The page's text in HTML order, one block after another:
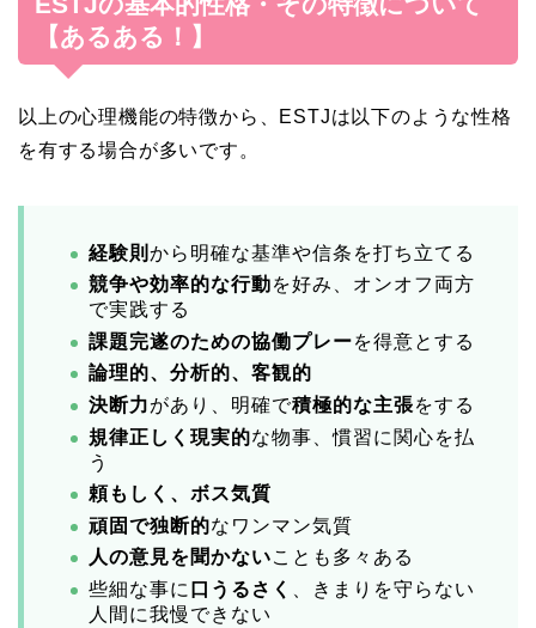
【あるある！】
以上の心理機能の特徴から、ESTJは以下のような性格
を有する場合が多いです。
経験則 から明確な基準や信条を打ち立てる
競争や効率的な行動を好み、オンオフ両方
で実践する
課題完遂のための協働プレーを得意とする
論理的、分析的、客観的
決断力があり、明確で積極的な主張をする
規律正しく現実的な物事、慣習に関心を払
う
頼もしく、ボス気質
頑固で独断的なワンマン気質
人の意見を聞かないことも多々ある
些細な事に 口うるさく
、きまりを守らない
人間に我慢できない